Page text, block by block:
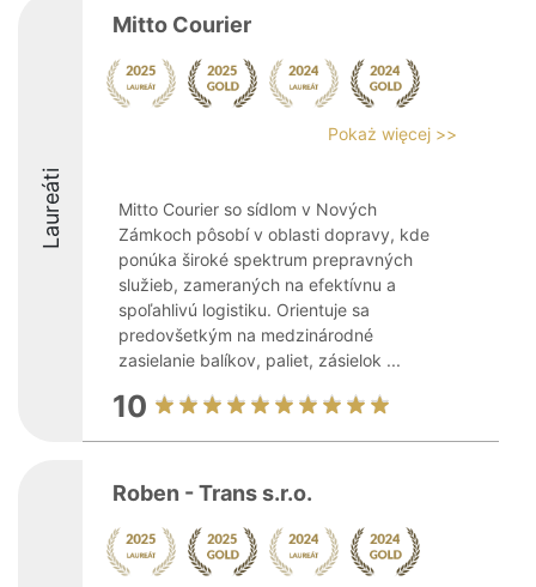
Laureáti
Mitto Courier
Pokaż więcej >>
Mitto Courier so sídlom v Nových
Zámkoch pôsobí v oblasti dopravy, kde
ponúka široké spektrum prepravných
služieb, zameraných na efektívnu a
spoľahlivú logistiku. Orientuje sa
predovšetkým na medzinárodné
zasielanie balíkov, paliet, zásielok ...
10
Roben - Trans s.r.o.